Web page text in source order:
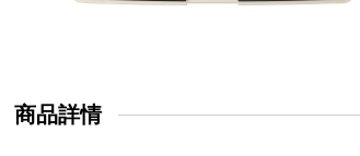
商品詳情